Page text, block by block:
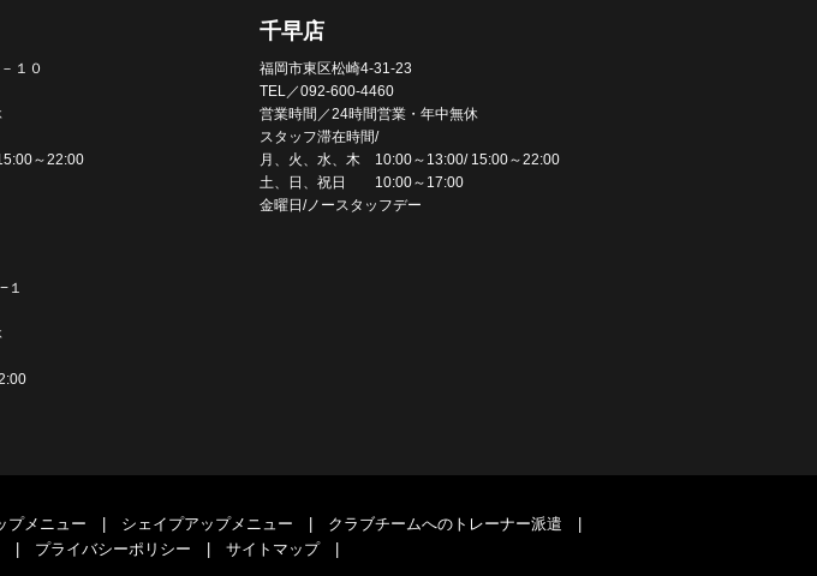
１０
～22:00
千早店
福岡市東区松崎4-31-23
TEL／092-600-4460
営業時間／24時間営業・年中無休
スタッフ滞在時間/
月、火、水、木 10:00～13:00/ 15:00～22:00
土、日、祝日 10:00～17:00
金曜日/ノースタッフデー
１
プメニュー シェイプアップメニュー クラブチームへのトレーナー派遣
プライバシーポリシー サイトマップ|